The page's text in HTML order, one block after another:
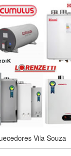
Vila Souza